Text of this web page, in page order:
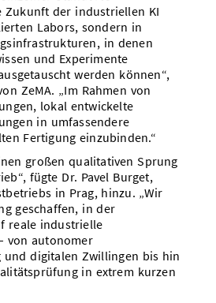
Zukunft der industriellen KI
Labors, sondern in
in denen
und Experimente
werden können“,
ZeMA. „Im Rahmen von
lokal entwickelte
in umfassendere
Fertigung einzubinden.“
großen qualitativen Sprung
fügte Dr. Pavel Burget,
in Prag, hinzu. „Wir
geschaffen, in der
reale industrielle
von autonomer
und digitalen Zwillingen bis hin
in extrem kurzen